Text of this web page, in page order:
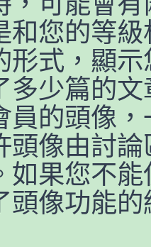
和您的等
形式，顯
多少篇的
員的頭像
頭像由討
如果您不
頭像功能